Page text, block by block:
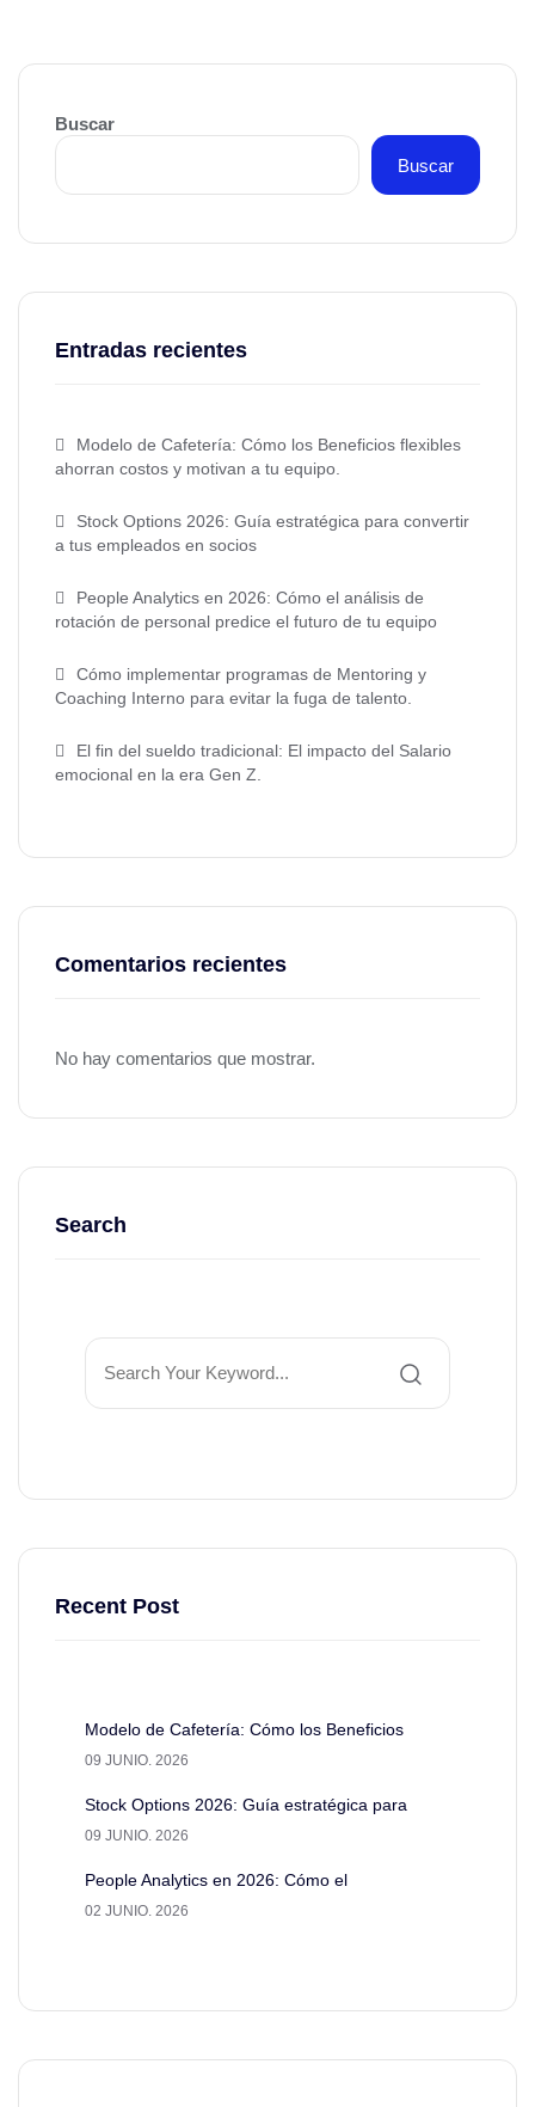
Buscar
Buscar
Entradas recientes
Modelo de Cafetería: Cómo los Beneficios flexibles
ahorran costos y motivan a tu equipo.
Stock Options 2026: Guía estratégica para convertir
a tus empleados en socios
People Analytics en 2026: Cómo el análisis de
rotación de personal predice el futuro de tu equipo
Cómo implementar programas de Mentoring y
Coaching Interno para evitar la fuga de talento.
El fin del sueldo tradicional: El impacto del Salario
emocional en la era Gen Z.
Comentarios recientes
No hay comentarios que mostrar.
Search
Recent Post
Modelo de Cafetería: Cómo los Beneficios
09 JUNIO. 2026
Stock Options 2026: Guía estratégica para
09 JUNIO. 2026
People Analytics en 2026: Cómo el
02 JUNIO. 2026